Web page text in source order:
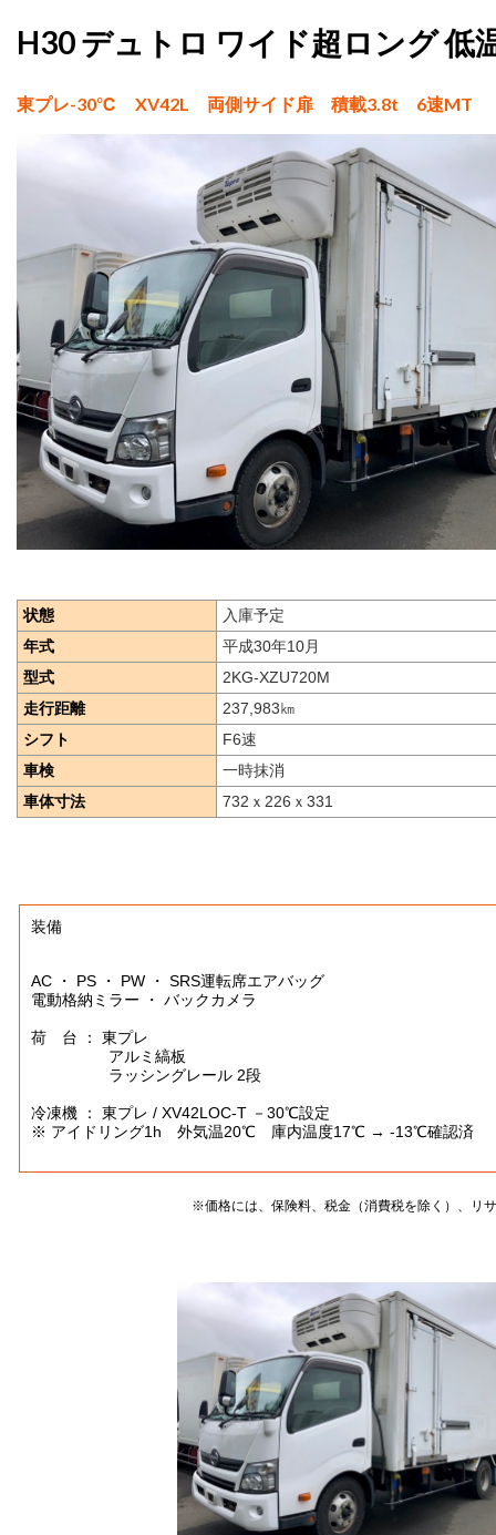
H30 デュトロ ワイド超ロング 低
東プレ-30℃ XV42L 両側サイド扉 積載3.8t 6速MT
状態
入庫予定
年式
平成30年10月
型式
2KG-XZU720M
走行距離
237,983㎞
シフト
F6速
車検
一時抹消
車体寸法
732ｘ226ｘ331
装備
AC ・ PS ・ PW ・ SRS運転席エアバッグ
電動格納ミラー ・ バックカメラ
荷 台 ： 東プレ
アルミ縞板
ラッシングレール 2段
冷凍機 ： 東プレ / XV42LOC-T －30℃設定
※ アイドリング1h 外気温20℃ 庫内温度17℃ → -13℃確認済
※価格には、保険料、税金（消費税を除く）、リ